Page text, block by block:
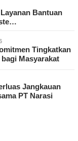
Bantuan
Tingkatkan
Masyarakat
Jangkauan
PT Narasi